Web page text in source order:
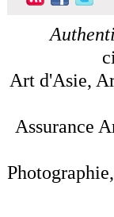
Art d'Asie,
Assurance